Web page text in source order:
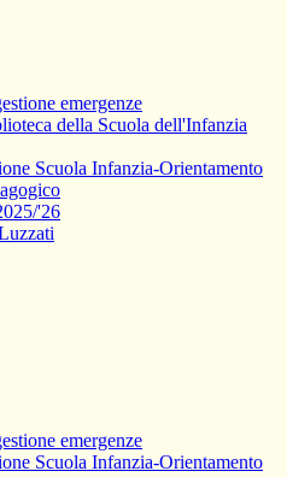
emergenze
della Scuola dell'Infanzia
Scuola Infanzia-Orientamento
'26
emergenze
Scuola Infanzia-Orientamento